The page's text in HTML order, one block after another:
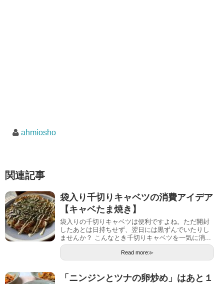
ahmiosho
関連記事
袋入り千切りキャベツの消費アイデア
【キャベたま焼き】
袋入りの千切りキャベツは便利ですよね。ただ開封
したあとは日持ちせず、翌日には黒ずんでいたりし
ませんか？ こんなとき千切りキャベツを一気に消...
Read more≫
「ニンジンとツナの卵炒め」はあと１